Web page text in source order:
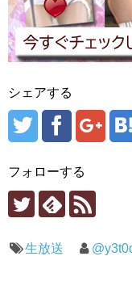
シェアする
フォローする
生放送